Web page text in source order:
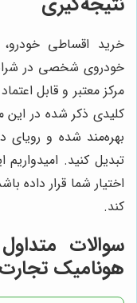
خرید اقساطی
خودروی شخصی در
مرکز معتبر و قابل
کلیدی ذکر شده در این
بهره‌مند شده و رویای
تبدیل کنید.
اختیار شما قرار داده
کند.
سوالات
هونامیک تجارت